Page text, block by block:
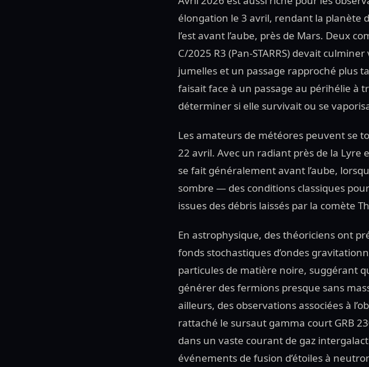
élongation le 3 avril, rendant la planète
l’est avant l’aube, près de Mars. Deux
C/2025 R3 (Pan-STARRS) devait
jumelles et un passage rapproché plus
faisait face à un passage au périhélie à
déterminer si elle survivait ou se
Les amateurs de météores peuvent se
22 avril. Avec un radiant près de la Lyre
se fait généralement avant l’aube,
sombre — des conditions classiques
issues des débris laissés par la comète
En astrophysique, des théoriciens ont
fonds stochastiques d’ondes
particules de matière noire, suggérant
générer des fermions presque sans
ailleurs, des observations associées à
rattaché le sursaut gamma court GRB
dans un vaste courant de gaz
événements de fusion d’étoiles à